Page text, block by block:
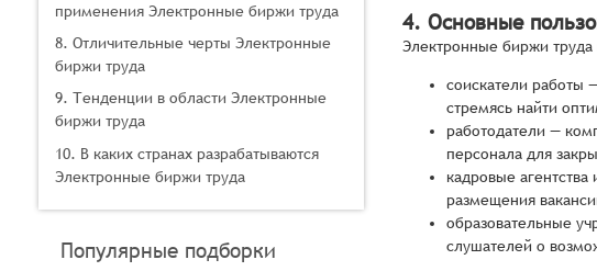
применения Электронные биржи труда
8. Отличительные черты Электронные
биржи труда
9. Тенденции в области Электронные
биржи труда
10. В каких странах разрабатываются
Электронные биржи труда
Популярные подборки
4. Основные
Электронные биржи
соискатели работы
стремясь найти
работодатели —
персонала для
кадровые
размещения
образовательные
слушателей о